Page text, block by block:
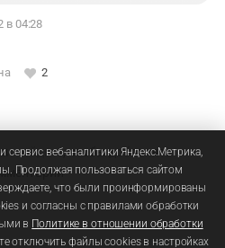
в 04:28
2
войдите, чтобы добавлять
сервис веб-аналитики Яндекс.Метрика,
Продолжая пользоваться сайтом
что были проинформированы
и согласны с правилами обработки
в Политике в отношении обработки
отключить файлы cookies в настройках